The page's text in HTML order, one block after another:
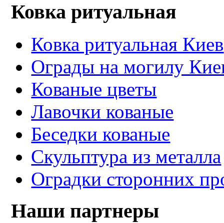
Ковка ритуальная
Ковка ритуальная Киев
Ограды на могилу
Кованые цветы
Лавочки кованые
Беседки кованые
Скульптура из металла
Оградки сторонних
Наши партнеры